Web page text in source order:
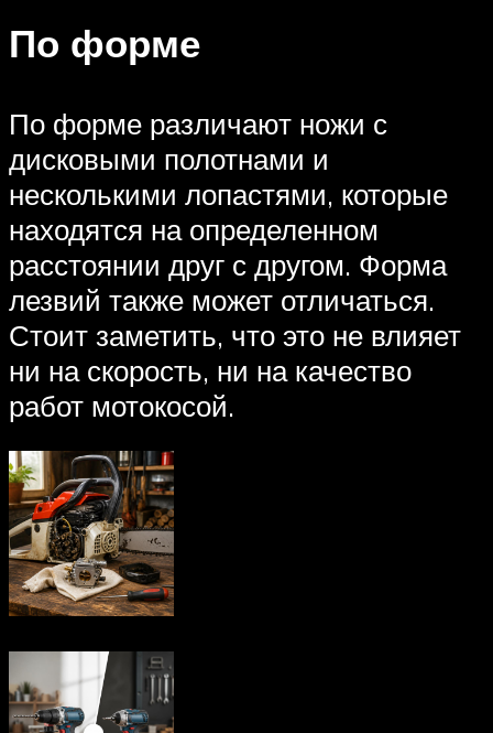
По форме
По форме различают ножи с
дисковыми полотнами и
несколькими лопастями, которые
находятся на определенном
расстоянии друг с другом. Форма
лезвий также может отличаться.
Стоит заметить, что это не влияет
ни на скорость, ни на качество
работ мотокосой.